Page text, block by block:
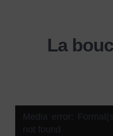
La
vidéoMedia error:
not found